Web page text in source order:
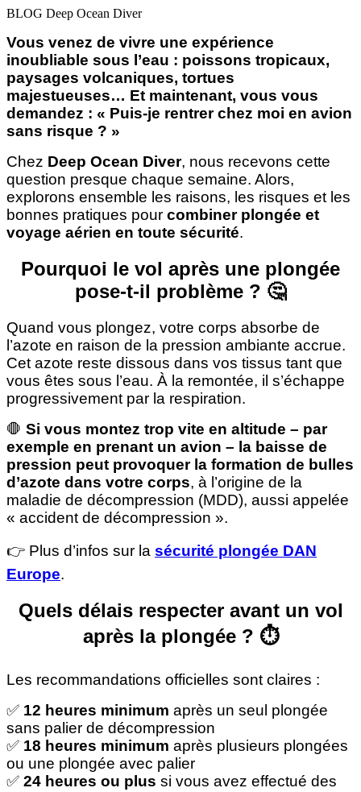
BLOG Deep Ocean Diver
Vous venez de vivre une expérience
inoubliable sous l’eau : poissons tropicaux,
paysages volcaniques, tortues
majestueuses… Et maintenant, vous vous
demandez : « Puis-je rentrer chez moi en avion
sans risque ? »
Chez Deep Ocean Diver, nous recevons cette
question presque chaque semaine. Alors,
explorons ensemble les raisons, les risques et les
bonnes pratiques pour combiner plongée et
voyage aérien en toute sécurité.
Pourquoi le vol après une plongée
pose-t-il problème ? 🤔
Quand vous plongez, votre corps absorbe de
l’azote en raison de la pression ambiante accrue.
Cet azote reste dissous dans vos tissus tant que
vous êtes sous l’eau. À la remontée, il s’échappe
progressivement par la respiration.
🛑 Si vous montez trop vite en altitude – par
exemple en prenant un avion – la baisse de
pression peut provoquer la formation de bulles
d’azote dans votre corps, à l’origine de la
maladie de décompression (MDD), aussi appelée
« accident de décompression ».
👉 Plus d’infos sur la sécurité plongée DAN
Europe.
Quels délais respecter avant un vol
après la plongée ? ⏱
Les recommandations officielles sont claires :
✅ 12 heures minimum après un seul plongée
sans palier de décompression
✅ 18 heures minimum après plusieurs plongées
ou une plongée avec palier
✅ 24 heures ou plus si vous avez effectué des